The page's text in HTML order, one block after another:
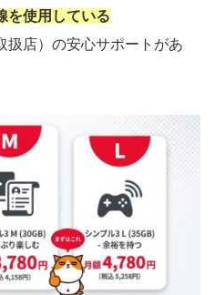
を使用している
扱店）の安心サポートがあ